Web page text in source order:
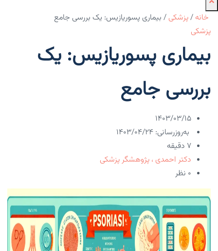
خانه /پزشکی / بیماری پسوریازیس: یک بررسی جامع
پزشکی
بیماری پسوریازیس: یک
بررسی جامع
۱۴۰۳/۰۳/۱۵
به‌روزرسانی: ۱۴۰۳/۰۴/۲۴
7 دقیقه
دکتر احمدی ، پژوهشگر پزشکی
۰ نظر